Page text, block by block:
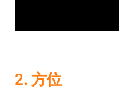
2. 方位